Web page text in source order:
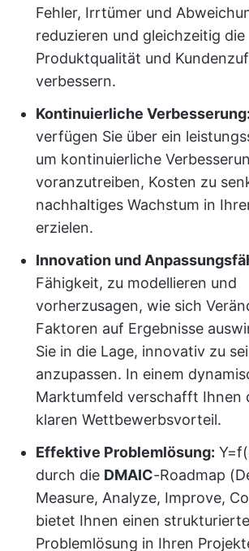
Fehler, Irrtümer und
reduzieren und gleichzeitig die
Produktqualität und
verbessern.
Kontinuierliche Verbesserung:
verfügen Sie über ein
um kontinuierliche
voranzutreiben, Kosten zu
nachhaltiges Wachstum in
erzielen.
Innovation und
Fähigkeit, zu modellieren und
vorherzusagen, wie sich
Faktoren auf Ergebnisse
Sie in die Lage, innovativ zu
anzupassen. In einem
Marktumfeld verschafft Ihnen
klaren Wettbewerbsvorteil.
Effektive Problemlösung:
durch die DMAIC-Roadmap
Measure, Analyze, Improve,
bietet Ihnen einen
Problemlösung in Ihren